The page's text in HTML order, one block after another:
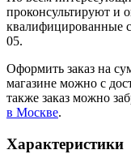
проконсультируют и
квалифицированные
05.
Оформить заказ на
магазине можно с
также заказ можно
в Москве.
Характеристики